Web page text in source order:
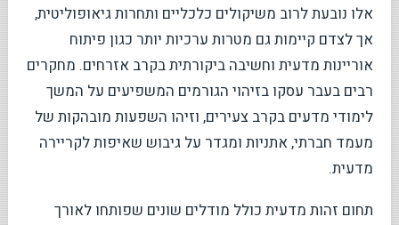
אלו נובעת לרוב משיקולים כלכליים ותחרות גיאופוליטית,
אך לצדם קיימות גם מטרות ערכיות יותר כגון פיתוח
אוריינות מדעית וחשיבה ביקורתית בקרב אזרחים. מחקרים
רבים בעבר עסקו בזיהוי הגורמים המשפיעים על המשך
לימודי מדעים בקרב צעירים, וזיהו השפעות מובהקות של
מעמד חברתי, אתניות ומגדר על גיבוש שאיפות לקריירה
מדעית.
תחום זהות מדעית כולל מודלים שונים שפותחו לאורך